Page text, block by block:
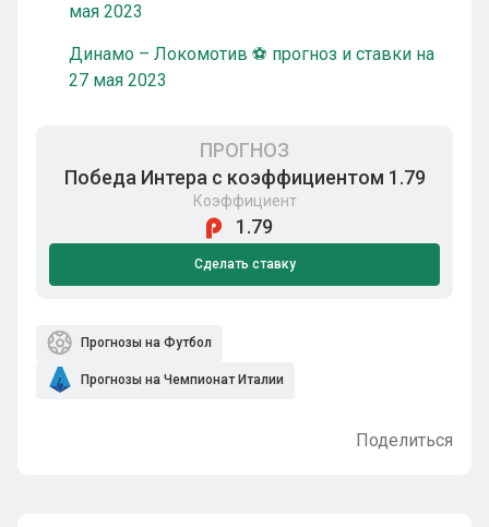
мая 2023
Динамо – Локомотив ⚽ прогноз и ставки на
27 мая 2023
ПРОГНОЗ
Победа Интера с коэффициентом 1.79
Коэффициент
1.79
Сделать ставку
Прогнозы на Футбол
Прогнозы на Чемпионат Италии
Поделиться